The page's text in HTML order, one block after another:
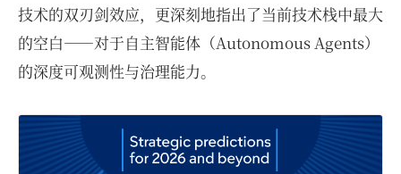
技术的双刃剑效应，更深刻地指出了当前技术栈中最大
的空白——对于自主智能体（Autonomous Agents）
的深度可观测性与治理能力。